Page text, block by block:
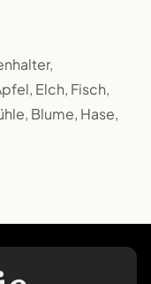
Elch, Fisch,
Blume, Hase,